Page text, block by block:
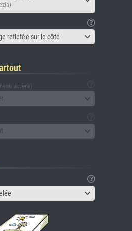
reflétée sur le côté
arrière)